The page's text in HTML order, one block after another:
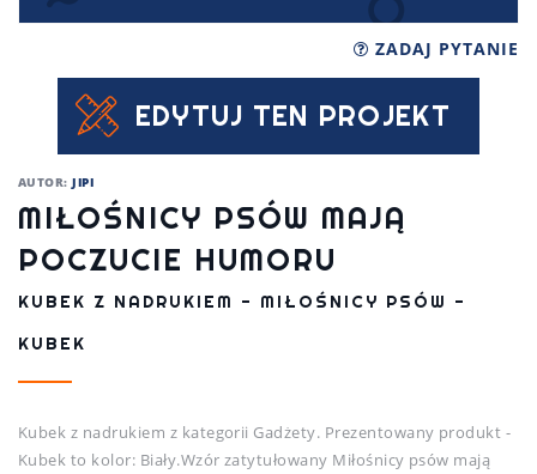
AUTOR:JIPI
MIŁOŚNICY PSÓW MAJĄ
POCZUCIE HUMORU
KUBEK Z NADRUKIEM - MIŁOŚNICY PSÓW -
KUBEK
Kubek z nadrukiem z kategorii Gadżety. Prezentowany produkt -
Kubek to kolor: Biały.Wzór zatytułowany Miłośnicy psów mają
ZADAJ PYTANIE
EDYTUJ TEN PROJEKT